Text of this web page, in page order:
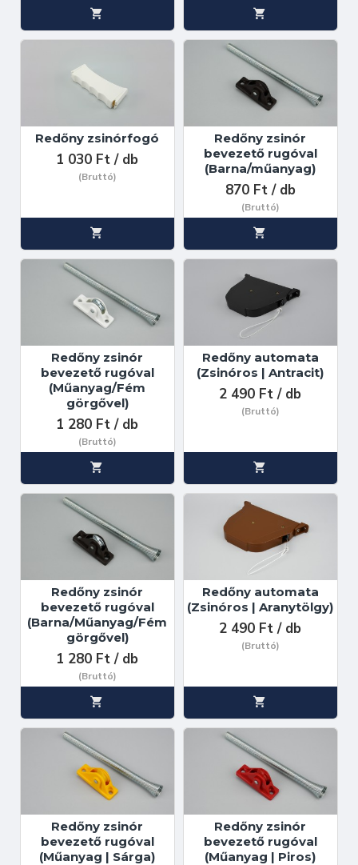
Redőny zsinórfogó
1 030 Ft / db
(Bruttó)
Redőny zsinór
bevezető rugóval
(Barna/műanyag)
870 Ft / db
(Bruttó)
Redőny zsinór
bevezető rugóval
(Műanyag/Fém
görgővel)
1 280 Ft / db
(Bruttó)
Redőny automata
(Zsinóros | Antracit)
2 490 Ft / db
(Bruttó)
Redőny zsinór
bevezető rugóval
(Barna/Műanyag/Fém
görgővel)
1 280 Ft / db
(Bruttó)
Redőny automata
(Zsinóros | Aranytölgy)
2 490 Ft / db
(Bruttó)
Redőny zsinór
bevezető rugóval
(Műanyag | Sárga)
Redőny zsinór
bevezető rugóval
(Műanyag | Piros)